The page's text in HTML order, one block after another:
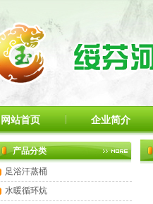
网站首页 企业简介
产品分类
足浴汗蒸桶
水暖循环炕